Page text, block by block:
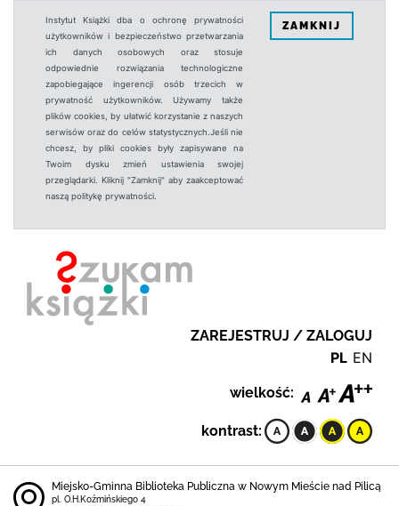
Instytut Książki dba o ochronę prywatności
użytkowników i bezpieczeństwo przetwarzania
ich danych osobowych oraz stosuje
odpowiednie rozwiązania technologiczne
zapobiegające ingerencji osób trzecich w
prywatność użytkowników. Używamy także
plików cookies, by ułatwić korzystanie z naszych
serwisów oraz do celów statystycznych.Jeśli nie
chcesz, by pliki cookies były zapisywane na
Twoim dysku zmień ustawienia swojej
przeglądarki. Kliknij "Zamknij" aby zaakceptować
naszą politykę prywatności.
ZAMKNIJ
ZAREJESTRUJ / ZALOGUJ
PL EN
wielkość:
kontrast:
Miejsko-Gminna Biblioteka Publiczna w Nowym Mieście nad Pilicą
pl. O.H.Koźmińskiego 4